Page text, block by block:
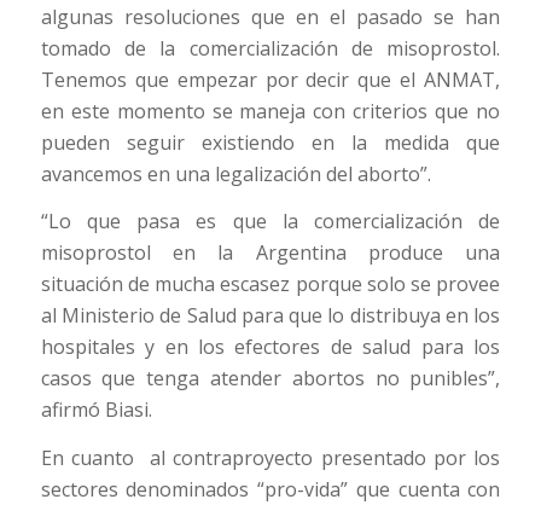
algunas resoluciones que en el pasado se han
tomado de la comercialización de misoprostol.
Tenemos que empezar por decir que el ANMAT,
en este momento se maneja con criterios que no
pueden seguir existiendo en la medida que
avancemos en una legalización del aborto”.
“Lo que pasa es que la comercialización de
misoprostol en la Argentina produce una
situación de mucha escasez porque solo se provee
al Ministerio de Salud para que lo distribuya en los
hospitales y en los efectores de salud para los
casos que tenga atender abortos no punibles”,
afirmó Biasi.
En cuanto al contraproyecto presentado por los
sectores denominados “pro-vida” que cuenta con